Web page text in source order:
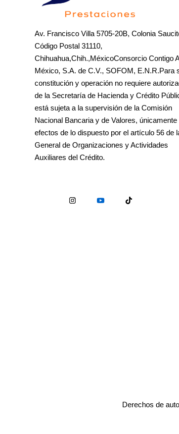
Av. Francisco Villa 5705-20B, Colonia
Código Postal 31110,
Chihuahua,Chih.,MéxicoConsorcio Contigo
México, S.A. de C.V., SOFOM, E.N.R.Para
constitución y operación no requiere
de la Secretaría de Hacienda y Crédito
está sujeta a la supervisión de la Comisión
Nacional Bancaria y de Valores, únicamente
efectos de lo dispuesto por el artículo 56 de
General de Organizaciones y Actividades
Auxiliares del Crédito.
Derechos de